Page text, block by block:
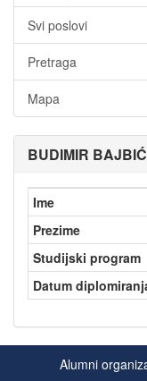
Svi poslovi
Pretraga
Mapa
BUDIMIR BAJBIĆ
Ime
Prezime
Studijski program
Datum
Alumni